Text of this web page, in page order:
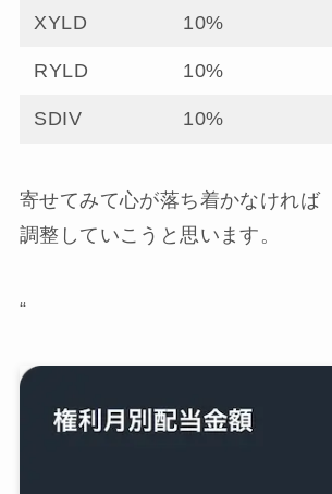
XYLD 10%
RYLD 10%
SDIV 10%
寄せてみて心が落ち着かなければ
調整していこうと思います。
“